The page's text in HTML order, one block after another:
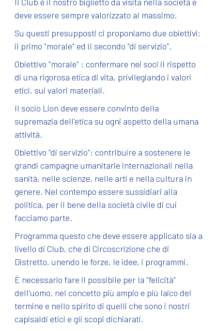
Il Club è il nostro biglietto da visita nella società e
deve essere sempre valorizzato al massimo.
Su questi presupposti ci proponiamo due obiettivi:
il primo "morale" ed il secondo "di servizio".
Obiettivo "morale" : confermare nei soci il rispetto
di una rigorosa etica di vita, privilegiando i valori
etici, sui valori materiali.
Il socio Lion deve essere convinto della
supremazia dell'etica su ogni aspetto della umana
attività.
Obiettivo "di servizio": contribuire a sostenere le
grandi campagne umanitarie internazionali nella
sanità, nelle scienze, nelle arti e nella cultura in
genere. Nel contempo essere sussidiari alla
politica, per il bene della società civile di cui
facciamo parte.
Programma questo che deve essere applicato sia a
livello di Club, che di Circoscrizione che di
Distretto, unendo le forze, le idee, i programmi.
È necessario fare il possibile per la "felicità"
dell'uomo, nel concetto più ampio e più laico del
termine e nello spirito di quelli che sono i nostri
capisaldi etici e gli scopi dichiarati.